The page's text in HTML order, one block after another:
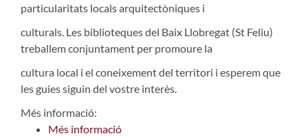
particularitats locals arquitectòniques i
culturals. Les biblioteques del Baix Llobregat (St Feliu)
treballem conjuntament per promoure la
cultura local i el coneixement del territori i esperem que
les guies siguin del vostre interès.
Més informació:
Més informació